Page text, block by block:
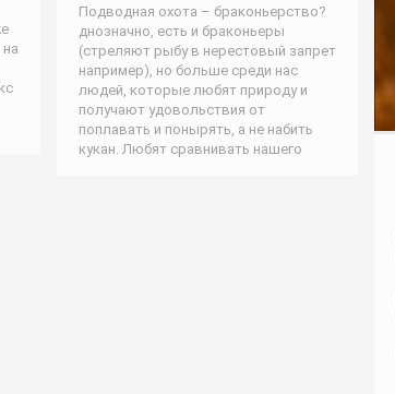
Подводная охота – браконьерство?
днозначно, есть и браконьеры
(стреляют рыбу в нерестовый запрет
например), но больше среди нас
людей, которые любят природу и
получают удовольствия от
поплавать и понырять, а не набить
кукан. Любят сравнивать нашего